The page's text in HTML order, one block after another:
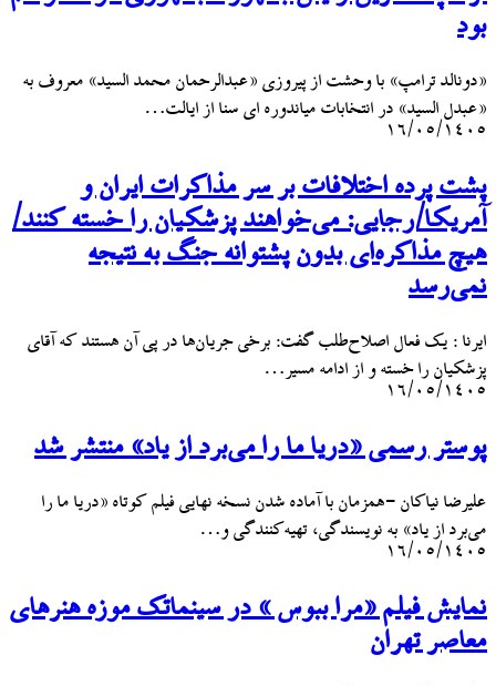
بود
«دونالد ترامپ» با وحشت از پیروزی «عبدالرحمان محمد السید» معروف به
«عبدل السید» در انتخابات میاندوره ای سنا از ایالت…
۱۶/۰۵/۱۴۰۵
پشت پرده اختلافات بر سر مذاکرات ایران و
آمریکا/رجایی: می‌خواهند پزشکیان را خسته کنند/
هیچ مذاکره‌ای بدون پشتوانه جنگ به نتیجه
نمی‌رسد
ایرنا : یک فعال اصلاح‌طلب گفت: برخی جریان‌ها در پی آن هستند که آقای
پزشکیان را خسته و از ادامه مسیر…
۱۶/۰۵/۱۴۰۵
پوستر رسمی «دریا ما را می‌برد از یاد» منتشر شد
علیرضا نیاکان -همزمان با آماده شدن نسخه نهایی فیلم کوتاه «دریا ما را
می‌برد از یاد» به نویسندگی، تهیه‌کنندگی و…
۱۶/۰۵/۱۴۰۵
نمایش فیلم «مرا ببوس » در سینماتک موزه هنرهای
معاصر تهران